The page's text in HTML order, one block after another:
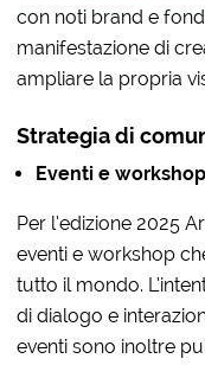
con noti brand e
manifestazione di
ampliare la propria
Strategia di
Eventi e workshop
Per l’edizione 2025
eventi e workshop
tutto il mondo.
di dialogo e
eventi sono inoltre